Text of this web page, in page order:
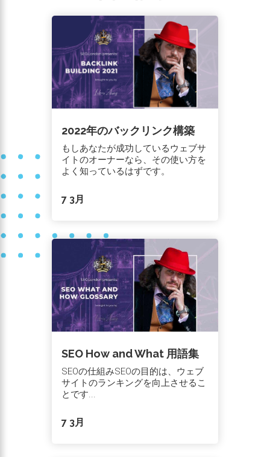
2022年のバックリンク構築
もしあなたが成功しているウェブサ
イトのオーナーなら、その使い方を
よく知っているはずです。
7 3月
SEO How and What 用語集
SEOの仕組みSEOの目的は、ウェブ
サイトのランキングを向上させるこ
とです...
7 3月